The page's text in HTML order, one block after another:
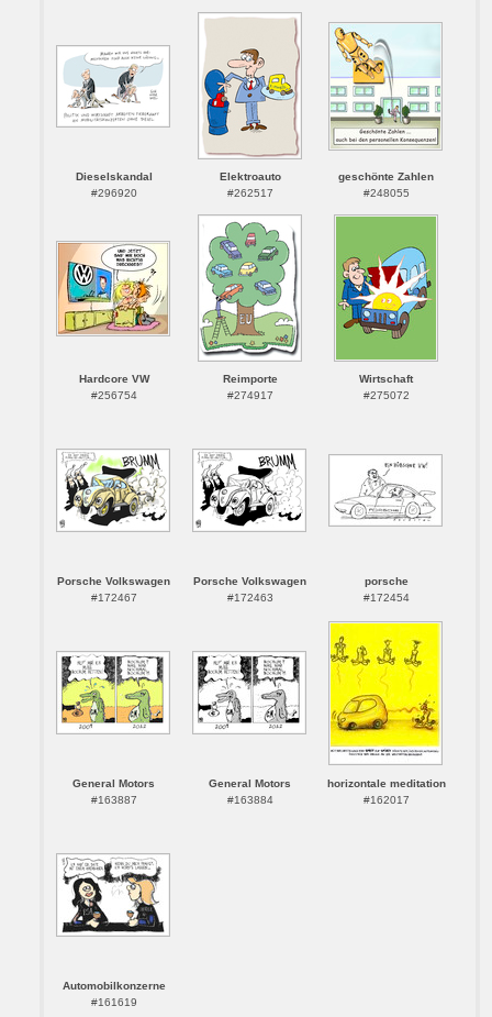
Dieselskandal
#296920
Elektroauto
#262517
geschönte Zahlen
#248055
Hardcore VW
#256754
Reimporte
#274917
Wirtschaft
#275072
Porsche Volkswagen
#172467
Porsche Volkswagen
#172463
porsche
#172454
General Motors
#163887
General Motors
#163884
horizontale meditation
#162017
Automobilkonzerne
#161619